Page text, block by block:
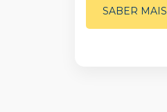
SABER MAIS